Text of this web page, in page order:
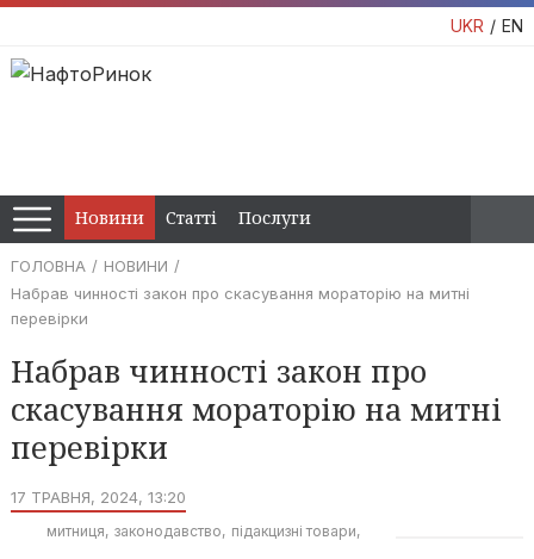
UKR EN
Новини Статті Послуги
ГОЛОВНА
НОВИНИ
Набрав чинності закон про скасування мораторію на митні
перевірки
Набрав чинності закон про
скасування мораторію на митні
перевірки
17 ТРАВНЯ, 2024, 13:20
митниця законодавство
підакцизні товари